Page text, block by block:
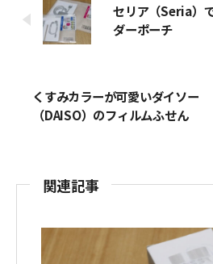
セリア（Seria）
ダーポーチ
くすみカラーが可愛いダイソー
（DAISO）のフィルムふせん
関連記事